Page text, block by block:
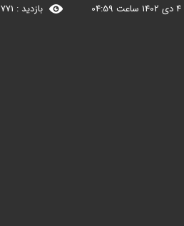
بازدید : 771